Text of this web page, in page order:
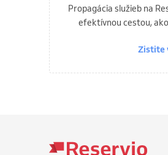
Propagácia služieb na
efektívnou cestou,
Zistite